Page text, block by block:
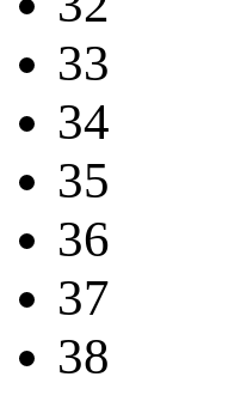
33
34
35
36
37
38